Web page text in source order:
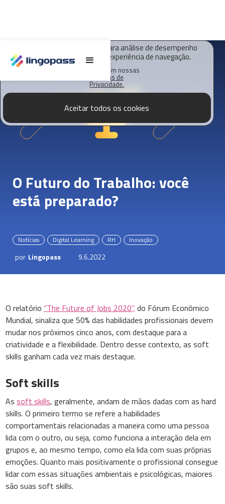
O Lingopass utiliza cookies para análise de desempenho
deste site e melhorar sua experiência de navegação.
Saiba mais em nossas
Políticas de
Privacidade.
Aceitar todos os cookies
O Futuro do Trabalho: você
está preparado?
Notícias Digital Learning RH Inovação
por Lingopass 9.6.2022
O relatório “The Future of Jobs 2020”, do Fórum Econômico
Mundial, sinaliza que 50% das habilidades profissionais devem
mudar nos próximos cinco anos, com destaque para a
criatividade e a flexibilidade. Dentro desse contexto, as soft
skills ganham cada vez mais destaque.
Soft skills
Assoft skills, geralmente, andam de mãos dadas com as hard
skills. O primeiro termo se refere a habilidades
comportamentais relacionadas a maneira como uma pessoa
lida com o outro, ou seja, como funciona a interação dela em
grupos e, ao mesmo tempo, como ela lida com suas próprias
emoções. Quanto mais positivamente o profissional consegue
lidar com essas situações ambientais e psicológicas, maiores
são suas soft skills.